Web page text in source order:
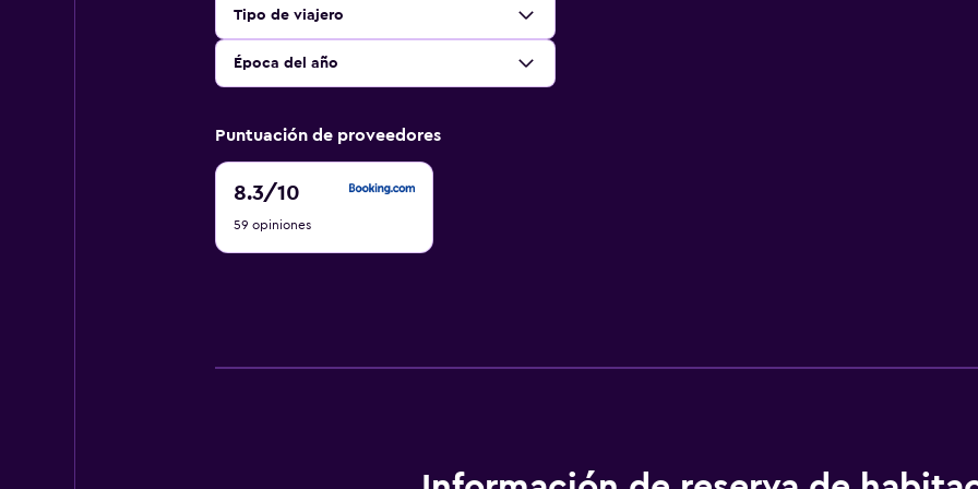
Tipo de viajero
Época del año
Puntuación de proveedores
8.3/10
8.3
10
59 opiniones